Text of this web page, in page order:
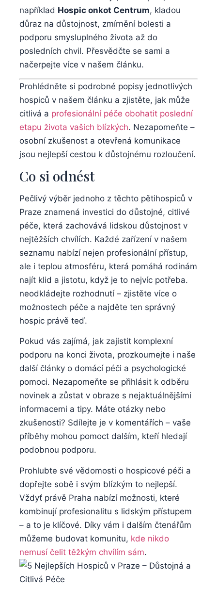
například Hospic onkot Centrum, kladou
důraz na důstojnost, zmírnění bolesti a
podporu smysluplného života až do
posledních chvil. Přesvědčte se sami a
načerpejte více v našem článku.
Prohlédněte si podrobné popisy jednotlivých
hospiců v našem článku a zjistěte, jak může
citlivá a profesionální péče obohatit poslední
etapu života vašich blízkých. Nezapomeňte –
osobní zkušenost a otevřená komunikace
jsou nejlepší cestou k důstojnému rozloučení.
Co si odnést
Pečlivý výběr jednoho z těchto pětihospiců v
Praze znamená investici do důstojné, citlivé
péče, která zachovává lidskou důstojnost v
nejtěžších chvílích. Každé zařízení v našem
seznamu nabízí nejen profesionální přístup,
ale i teplou atmosféru, která pomáhá rodinám
najít klid a jistotu, když je to nejvíc potřeba.
neodkládejte rozhodnutí – zjistěte více o
možnostech péče a najděte ten správný
hospic právě teď.
Pokud vás zajímá, jak zajistit komplexní
podporu na konci života, prozkoumejte i naše
další články o domácí péči a psychologické
pomoci. Nezapomeňte se přihlásit k odběru
novinek a zůstat v obraze s nejaktuálnějšími
informacemi a tipy. Máte otázky nebo
zkušenosti? Sdílejte je v komentářích – vaše
příběhy mohou pomoct dalším, kteří hledají
podobnou podporu.
Prohlubte své vědomosti o hospicové péči a
dopřejte sobě i svým blízkým to nejlepší.
Vždyť právě Praha nabízí možnosti, které
kombinují profesionalitu s lidským přístupem
– a to je klíčové. Díky vám i dalším čtenářům
můžeme budovat komunitu, kde nikdo
nemusí čelit těžkým chvílím sám.